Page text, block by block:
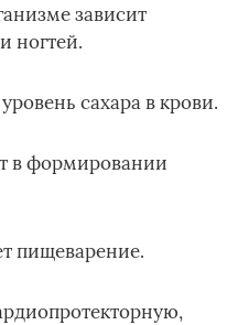
зависит
ногтей.
сахара в крови.
в формировании
пищеварение.